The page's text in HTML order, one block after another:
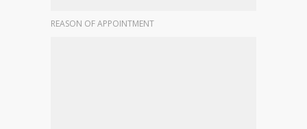
REASON OF APPOINTMENT